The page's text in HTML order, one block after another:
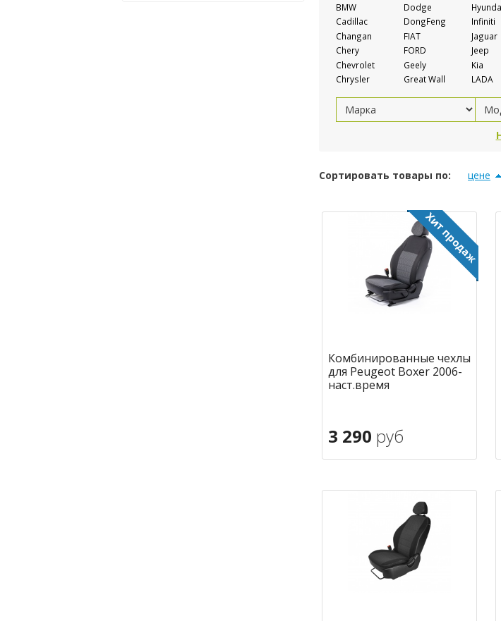
BMW
Cadillac
Changan
Chery
Chevrolet
Chrysler
Dodge
DongFeng
FIAT
FORD
Geely
Great Wall
Infiniti
Jaguar
Jeep
Kia
LADA
Сортировать товары по: цене
Комбинированные чехлы
для Peugeot Boxer 2006-
наст.время
3 290 руб